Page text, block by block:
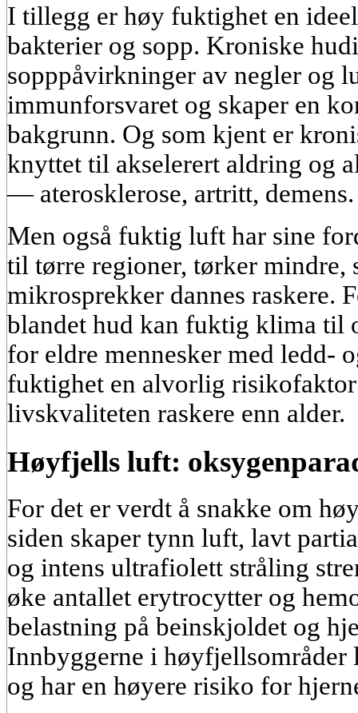
I tillegg er høy fuktighet en
bakterier og sopp. Kroniske
sopppåvirkninger av negler og
immunforsvaret og skaper en
bakgrunn. Og som kjent er
knyttet til akselerert aldring og
— aterosklerose, artritt, demens.
Men også fuktig luft har sine
til tørre regioner, tørker mindre,
mikrosprekker dannes raskere.
blandet hud kan fuktig klima til
for eldre mennesker med ledd-
fuktighet en alvorlig
livskvaliteten raskere enn alder.
Høyfjells luft:
For det er verdt å snakke om
siden skaper tynn luft, lavt
og intens ultrafiolett stråling
øke antallet erytrocytter og
belastning på beinskjoldet og
Innbyggerne i
og har en høyere risiko for